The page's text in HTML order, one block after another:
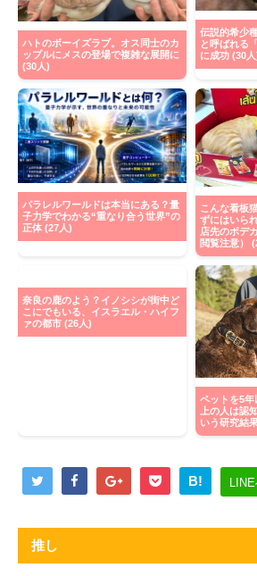
ハトのボーイズラブ。オス同士のカ
ップルにメスの登場で複雑な展開に
(30人)
伝説的希少
と呼ばれる
に成功 (30人
パラレルワールドは本当にある？量
子力学でわかる“重なり合う世界”の
正体 (27人)
こんな看板
ずにはいら
店先のボデ
閲覧注意）
奈良の鹿のよう？イノシシが街中ど
こにでもいる、イスラエル・ハイフ
ァの都市 (26人)
ペットを5年
上の人は認
いう研究結
B!
推し